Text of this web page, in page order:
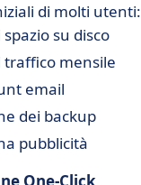
di molti utenti:
spazio su disco
traffico mensile
email
dei backup
pubblicità